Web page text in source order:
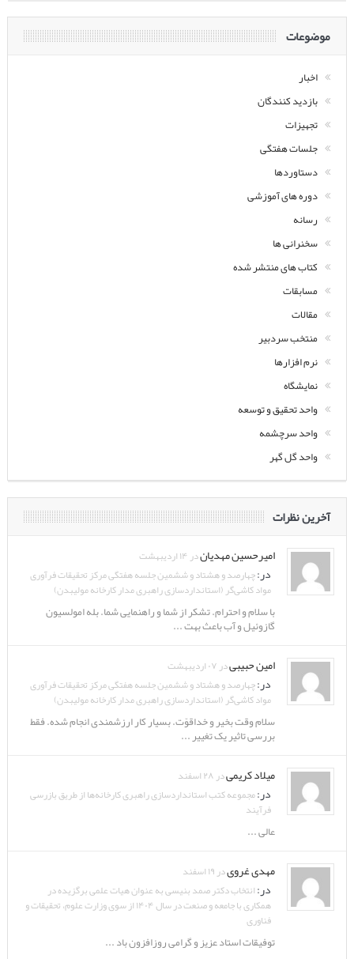
موضوعات
اخبار
بازدید کنندگان
تجهیزات
جلسات هفتگی
دستاوردها
دوره های آموزشی
رسانه
سخنرانی ها
کتاب های منتشر شده
مسابقات
مقالات
منتخب سردبیر
نرم افزارها
نمایشگاه
واحد تحقیق و توسعه
واحد سرچشمه
واحد گل گهر
آخرین نظرات
امیرحسین مهدیاندر ۱۴ اردیبهشت
در:چهارصد و هشتاد و ششمین جلسه هفتگی مرکز تحقیقات فرآوری
مواد کاشی‌گر (استانداردسازی راهبری مدار کارخانه مولیبدن)
با سلام و احترام. تشکر از شما و راهنمایی شما. بله امولسیون
گازوئیل و آب باعث بهت ...
امین حبیبیدر ۰۷ اردیبهشت
در:چهارصد و هشتاد و ششمین جلسه هفتگی مرکز تحقیقات فرآوری
مواد کاشی‌گر (استانداردسازی راهبری مدار کارخانه مولیبدن)
سلام وقت بخیر و خداقوّت. بسیار کار ارزشمندی انجام شده. فقط
بررسی تاثیر یک تغییر ...
میلاد کریمیدر ۲۸ اسفند
در:مجموعه کتب استانداردسازی راهبری کارخانه‌ها از طریق بازرسی
فرآیند
عالی ...
مهدی غرویدر ۱۹ اسفند
در:انتخاب دکتر صمد بنیسی به عنوان هیات علمی برگزیده در
همکاری با جامعه و صنعت در سال ۱۴۰۴ از سوی وزارت علوم، تحقیقات و
فناوری
توفیقات استاد عزیز و گرامی روزافزون باد ...